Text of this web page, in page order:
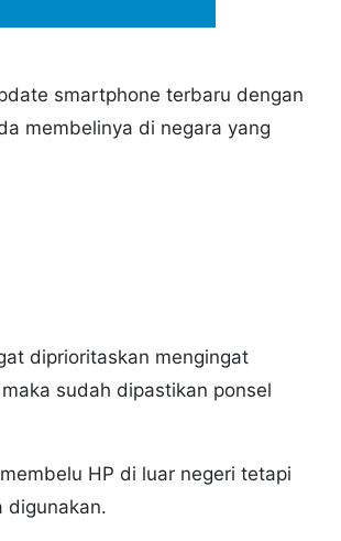
smartphone terbaru dengan
membelinya di negara yang
diprioritaskan mengingat
sudah dipastikan ponsel
HP di luar negeri tetapi
digunakan.